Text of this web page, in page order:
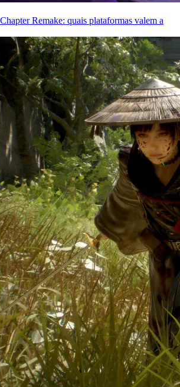
Remake: quais plataformas valem a